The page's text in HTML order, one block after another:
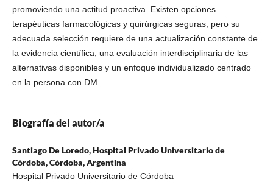
promoviendo una actitud proactiva. Existen opciones
terapéuticas farmacológicas y quirúrgicas seguras, pero su
adecuada selección requiere de una actualización constante de
la evidencia científica, una evaluación interdisciplinaria de las
alternativas disponibles y un enfoque individualizado centrado
en la persona con DM.
Biografía del autor/a
Santiago De Loredo,Hospital Privado Universitario de
Córdoba, Córdoba, Argentina
Hospital Privado Universitario de Córdoba